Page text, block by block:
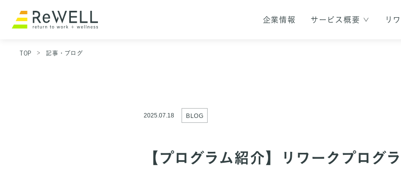
企業情報 サービス概要 リ
TOP 記事・ブログ
2025.07.18 BLOG
【プログラム紹介】リワークプログ